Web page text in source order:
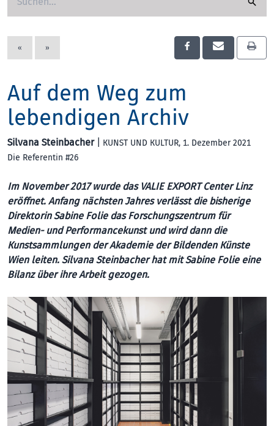
« »
Auf dem Weg zum
lebendigen Archiv
Silvana Steinbacher| KUNST UND KULTUR, 1. Dezember 2021
Die Referentin #26
Im November 2017 wurde das VALIE EXPORT Center Linz
eröffnet. Anfang nächsten Jahres verlässt die bisherige
Direktorin Sabine Folie das Forschungszentrum für
Medien- und Performancekunst und wird dann die
Kunstsammlungen der Akademie der Bildenden Künste
Wien leiten. Silvana Steinbacher hat mit Sabine Folie eine
Bilanz über ihre Arbeit gezogen.